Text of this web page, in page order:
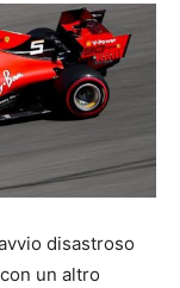
disastroso
un altro